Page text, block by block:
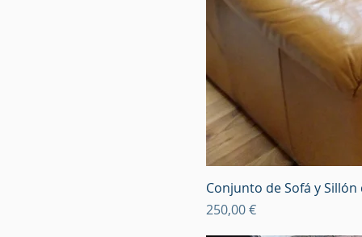
Conjunto de Sofá y
Precio
250,00 €